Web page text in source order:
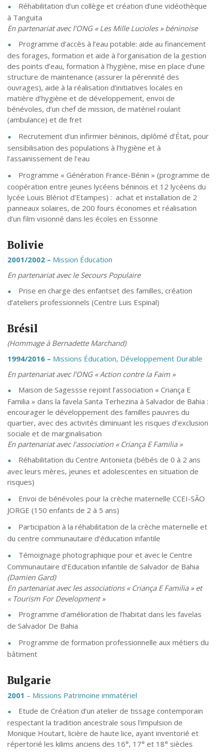
Réhabilitation d’un collège et création d’une vidéothèque
à Tanguita
En partenariat avec l’ONG « Les Mille Lucioles » béninoise
Programme d’accès à l’eau potable: aide au financement
des forages, formation et aide à l’organisation de la gestion
des points d’eau, formation à l’hygiène, mise en place d’une
structure de maintenance (assurer la pérennité des
ouvrages), aide à la réalisation d’initiatives locales en
matière d’hygiène et de développement, envoi de
bénévoles, d’un chef de mission, de matériel roulant
(ambulance) et de fret
Recrutement d’un infirmier béninois, diplômé d’État, pour
sensibilisation des populations à l’hygiène et à
l’assainissement de l’eau
Programme « Génération France-Bénin » (programme de
coopération entre jeunes lycéens béninois et 12 lycéens du
lycée Louis Blériot d’Etampes) : achat et installation de 2
panneaux solaires, de 200 fours économes et réalisation
d’un film visionné dans les écoles en Essonne
Bolivie
2001/2002 – Mission Éducation
En partenariat avec le Secours Populaire
Prise en charge des enfantset des familles, création
d’ateliers professionnels (Centre Luis Espinal)
Brésil
(Hommage à Bernadette Marchand)
1994/2016 – Missions Éducation, Développement Durable
En partenariat avec l’ONG « Action contre la Faim »
Maison de Sagessse rejoint l’association « Criança E
Familia » dans la favela Santa Terhezina à Salvador de Bahia :
encourager le développement des familles pauvres du
quartier, avec des activités diminuant les risques d’exclusion
sociale et de marginalisation
En partenariat avec l’association « Criança E Familia »
Réhabilitation du Centre Antonieta (bébés de 0 à 2 ans
avec leurs mères, jeunes et adolescentes en situation de
risques)
Envoi de bénévoles pour la crèche maternelle CCEI-SÃO
JORGE (150 enfants de 2 à 5 ans)
Participation à la réhabilitation de la crèche maternelle et
du centre communautaire d’éducation infantile
Témoignage photographique pour et avec le Centre
Communautaire d’Education infantile de Salvador de Bahia
(Damien Gard)
En partenariat avec les associations « Criança E Familia » et
« Tourism For Development »
Programme d’amélioration de l’habitat dans les favelas
de Salvador De Bahia
Programme de formation professionnelle aux métiers du
bâtiment
Bulgarie
2001 – Missions Patrimoine immatériel
Etude de Création d’un atelier de tissage contemporain
respectant la tradition ancestrale sous l’impulsion de
Monique Houtart, licière de haute lice, ayant inventorié et
répertorié les kilims anciens des 16°, 17° et 18° siècles